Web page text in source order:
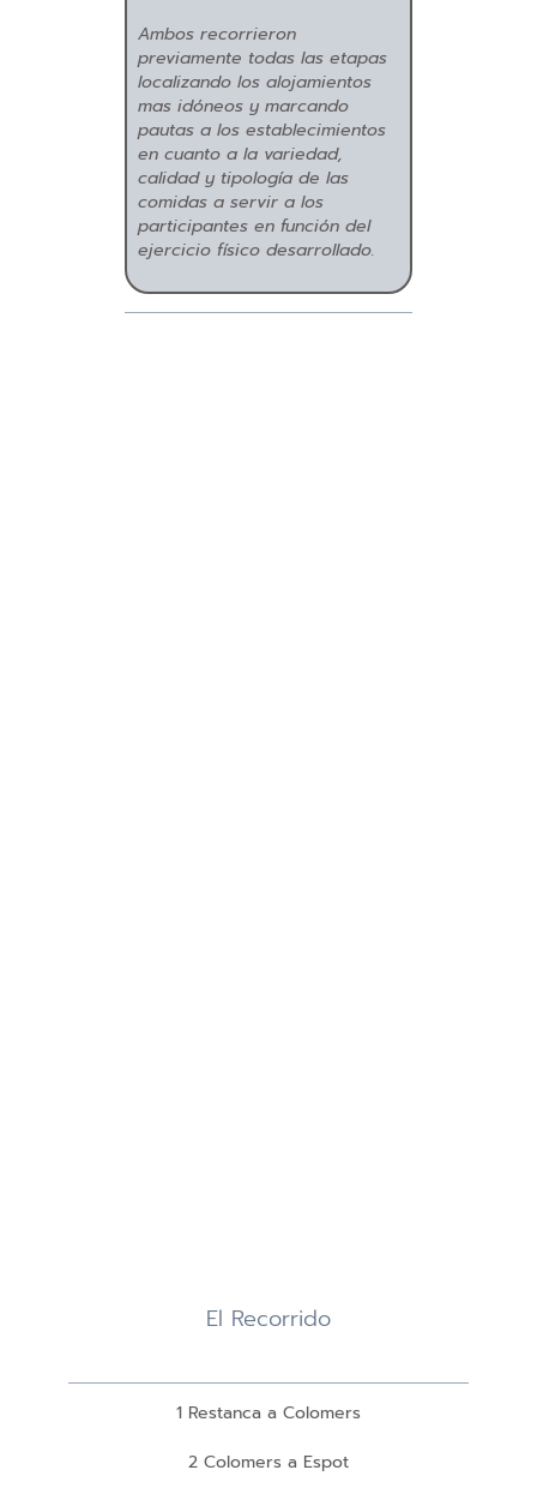
Ambos recorrieron
previamente todas las etapas
localizando los alojamientos
mas idóneos y marcando
pautas a los establecimientos
en cuanto a la variedad,
calidad y tipología de las
comidas a servir a los
participantes en función del
ejercicio físico desarrollado.
El Recorrido
1 Restanca a Colomers
2 Colomers a Espot